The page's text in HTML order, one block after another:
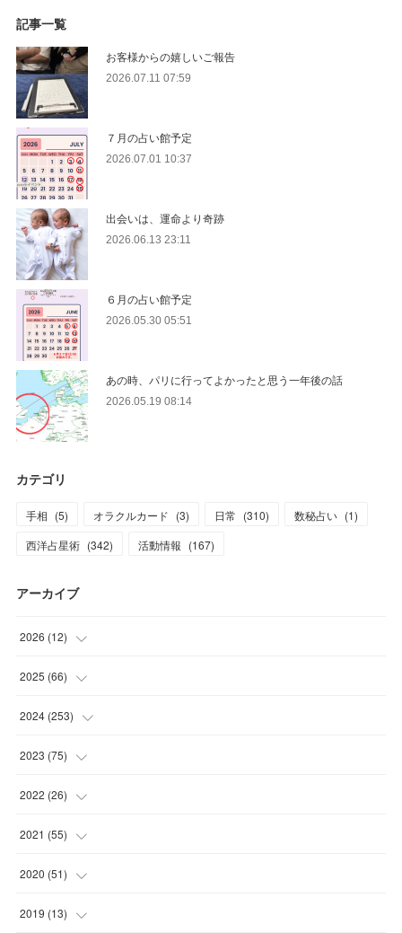
記事一覧
お客様からの嬉しいご報告
2026.07.11 07:59
７月の占い館予定
2026.07.01 10:37
出会いは、運命より奇跡
2026.06.13 23:11
６月の占い館予定
2026.05.30 05:51
あの時、パリに行ってよかったと思う一年後の話
2026.05.19 08:14
カテゴリ
手相 (5) オラクルカード (3) 日常 (310) 数秘占い (1)
西洋占星術 (342) 活動情報 (167)
アーカイブ
2026 (12)
(2
(1)
(3
(1
2025 (66)
(3)
(3
(2
(4
2024 (253)
(14 )
(21 )
(22
(26
2023 (75)
(23 )
(30 )
(6
(5
2022 (26)
(1
(1
(1
2021 (55)
(4
(4
2020 (51)
(5
2019 (13)